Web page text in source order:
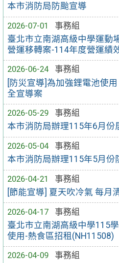
本市消防局防颱宣導
2026-07-01
事務組
臺北市立南湖高級中學運動
營運移轉案-114年度營運績
2026-06-24
事務組
[防災宣導]為加強鋰電池使
全宣導案
2026-05-29
事務組
本市消防局辦理115年6月
2026-05-04
事務組
本市消防局辦理115年5月份
2026-04-21
事務組
[節能宣導] 夏天吹冷氣 每月
2026-04-17
事務組
臺北市立南湖高級中學115
使用-熱食區招租(NH11508)
2026-04-09
事務組